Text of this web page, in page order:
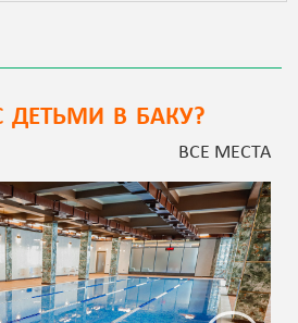
ДЕТЬМИ В БАКУ?
ВСЕ МЕСТА